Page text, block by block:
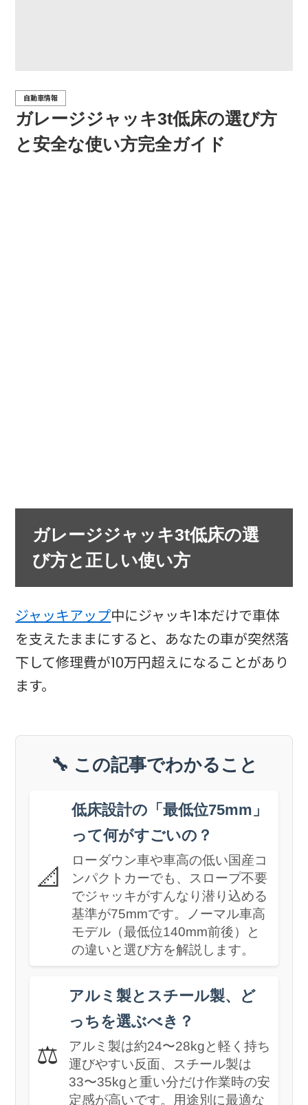
ガレージジャッキ3t低床の選び方
と安全な使い方完全ガイド
自動車情報
ガレージジャッキ3t低床の選
び方と正しい使い方
ジャッキアップ中にジャッキ1本だけで車体
を支えたままにすると、あなたの車が突然落
下して修理費が10万円超えになることがあり
ます。
🔧 この記事でわかること
📐
低床設計の「最低位75mm」
って何がすごいの？
ローダウン車や車高の低い国産コ
ンパクトカーでも、スロープ不要
でジャッキがすんなり潜り込める
基準が75mmです。ノーマル車高
モデル（最低位140mm前後）と
の違いと選び方を解説します。
⚖️
アルミ製とスチール製、ど
っちを選ぶべき？
アルミ製は約24〜28kgと軽く持ち
運びやすい反面、スチール製は
33〜35kgと重い分だけ作業時の安
定感が高いです。用途別に最適な